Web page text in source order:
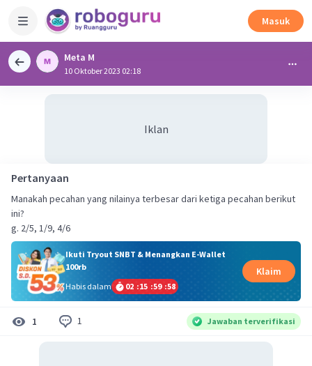
Masuk
Meta M
10 Oktober 2023 02:18
Iklan
Pertanyaan
Manakah pecahan yang nilainya terbesar dari ketiga pecahan berikut
ini?
g. 2/5, 1/9, 4/6
Ikuti Tryout SNBT & Menangkan E-Wallet
100rb
Habis dalam
02 :15 :59 :58
Klaim
1 1 Jawaban terverifikasi